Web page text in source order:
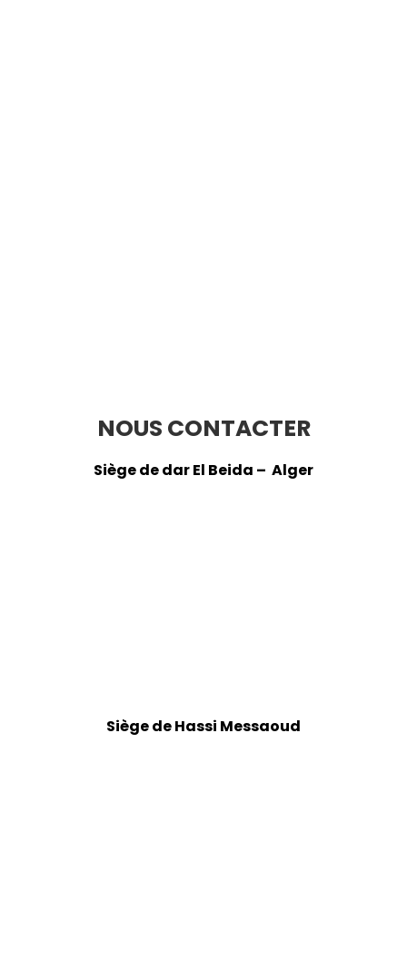
NOUS CONTACTER
Siège de dar El Beida – Alger
Siège de Hassi Messaoud